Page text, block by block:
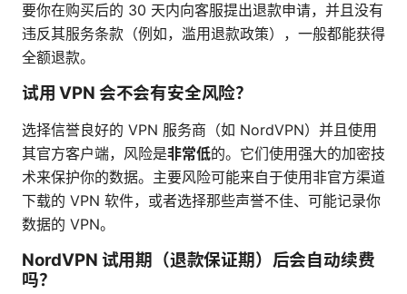
要你在购买后的 30 天内向客服提出退款申请，并且没有
违反其服务条款（例如，滥用退款政策），一般都能获得
全额退款。
试用 VPN 会不会有安全风险？
选择信誉良好的 VPN 服务商（如 NordVPN）并且使用
其官方客户端，风险是非常低的。它们使用强大的加密技
术来保护你的数据。主要风险可能来自于使用非官方渠道
下载的 VPN 软件，或者选择那些声誉不佳、可能记录你
数据的 VPN。
NordVPN 试用期（退款保证期）后会自动续费
吗？